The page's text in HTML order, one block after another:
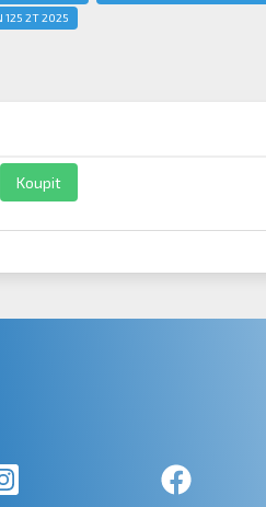
125 2T 2025
Koupit